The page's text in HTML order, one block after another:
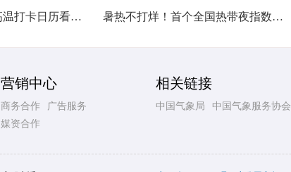
热在中伏！南北方高温打卡日历看哪里热力持久 暑热不打烊！首个全国热带夜指数地图发布
营销中心
商务合作
广告服务
媒资合作
相关链接
中国气象局 中国气象服务协会